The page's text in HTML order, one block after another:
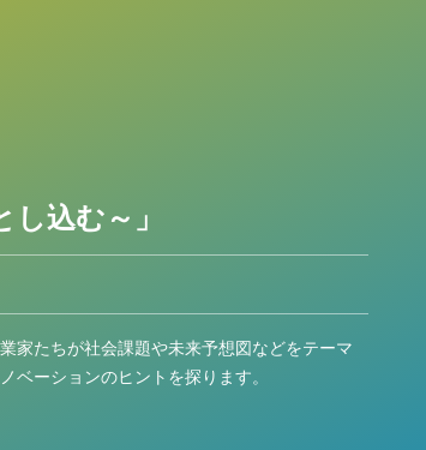
込む～」
家たちが社会課題や未来予想図などをテーマ
ーションのヒントを探ります。